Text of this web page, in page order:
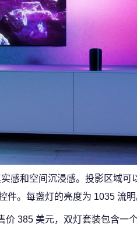
感和空间沉浸感。投影区域可
。每盏灯的亮度为 1035 流明
385 美元，双灯套装包含一